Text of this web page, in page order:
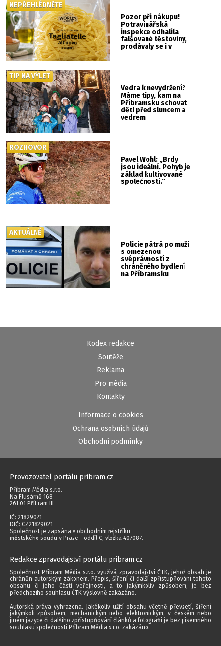
Pozor při nákupu!
Potravinářská
inspekce odhalila
falšované těstoviny,
prodávaly se i v
NEPŘEHLÉDNĚTE
Vedra k nevydržení?
Máme tipy, kam na
Příbramsku schovat
děti před sluncem a
vedrem
TIP NA VÝLET
Pavel Wohl: „Brdy
jsou ideální. Pohyb je
základ kultivované
společnosti.“
ROZHOVOR
Policie pátrá po muži
s omezenou
svéprávností z
chráněného bydlení
na Příbramsku
AKTUÁLNĚ
Kodex redakce
Soutěže
Reklama
Pro média
Kontakty
Informace o cookies
Ochrana osobních údajů
Obchodní podmínky
Provozovatel portálu pribram.cz
Příbram Média s.r.o.
Na Flusárně 168
261 01 Příbram III
IČ: 21829021
DIČ: CZ21829021
Společnost je zapsána v obchodním rejstříku
městského soudu v Praze - oddíl C, vložka 407087.
Redakce zpravodajství portálu pribram.cz
Společnost Příbram Média s.r.o. využívá zpravodajství ČTK, jehož obsah je
chráněn autorským zákonem. Přepis, šíření či další zpřístupňování tohoto
obsahu či jeho části veřejnosti, a to jakýmkoliv způsobem, je bez
předchozího souhlasu ČTK výslovně zakázáno.
Autorská práva vyhrazena. Jakékoliv užití obsahu včetně převzetí, šíření
jakýmkoli způsobem, mechanickým nebo elektronickým, v českém nebo
jiném jazyce či dalšího zpřístupňování článků a fotografií je bez písemného
souhlasu společnosti Příbram Média s.r.o. zakázáno.